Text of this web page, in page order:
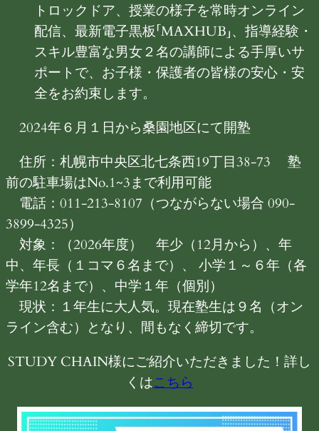
トロックドア、授業の様子を常時オンライン
配信、最新電子黒板「MAXHUB」、指導経験・
スキル豊富な男女２名の講師による手厚いサ
ポートで、お子様・保護者の皆様の安心・安
全をお約束します。
2024年６月１日から桑園地区にて開塾
住所：札幌市中央区北七条西19丁目38-73 塾
前の駐車場はNo.1~3まで利用可能
電話：011-213-8107（つながらない場合 090-
3899-4325）
対象：（2026年度） 年少（12月から）、年
中、年長（１コマ６名まで）、 小学１～６年（各
学年12名まで）、中学１年（個別）
現状：１年生に大人気。現在塾生は９名（オン
ライン含む）となり、間もなく締切です。
STUDY CHAIN様にご紹介いただきました！詳し
くはこちら